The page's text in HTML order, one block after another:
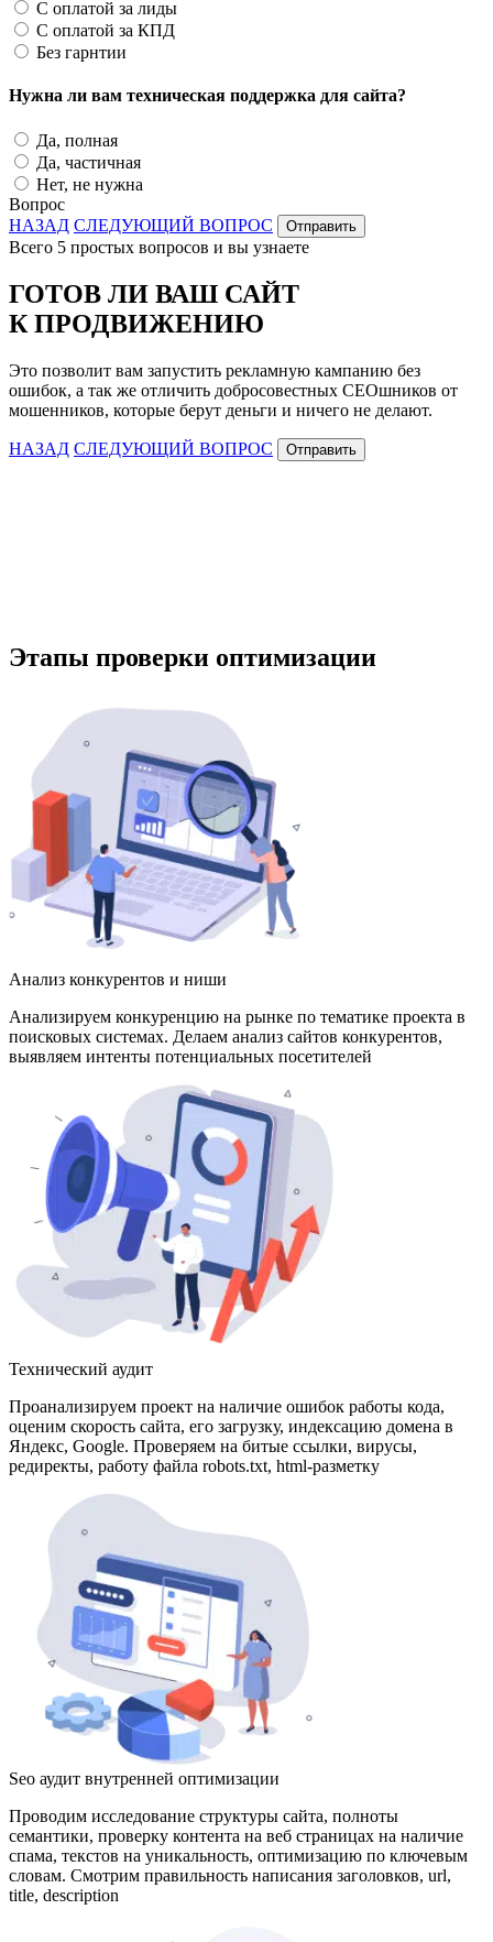
С оплатой за лиды
С оплатой за КПД
Без гарнтии
Нужна ли вам техническая поддержка для сайта?
Да, полная
Да, частичная
Нет, не нужна
Вопрос
НАЗАД СЛЕДУЮЩИЙ ВОПРОС Отправить
Всего 5 простых вопросов и вы узнаете
ГОТОВ ЛИ ВАШ САЙТ
К ПРОДВИЖЕНИЮ
Это позволит вам запустить рекламную кампанию без
ошибок, а так же отличить добросовестных СЕОшников от
мошенников, которые берут деньги и ничего не делают.
НАЗАД СЛЕДУЮЩИЙ ВОПРОС Отправить
Этапы проверки оптимизации
Анализ конкурентов и ниши
Анализируем конкуренцию на рынке по тематике проекта в
поисковых системах. Делаем анализ сайтов конкурентов,
выявляем интенты потенциальных посетителей
Технический аудит
Проанализируем проект на наличие ошибок работы кода,
оценим скорость сайта, его загрузку, индексацию домена в
Яндекс, Google. Проверяем на битые ссылки, вирусы,
редиректы, работу файла robots.txt, html-разметку
Seo аудит внутренней оптимизации
Проводим исследование структуры сайта, полноты
семантики, проверку контента на веб страницах на наличие
спама, текстов на уникальность, оптимизацию по ключевым
словам. Смотрим правильность написания заголовков, url,
title, description